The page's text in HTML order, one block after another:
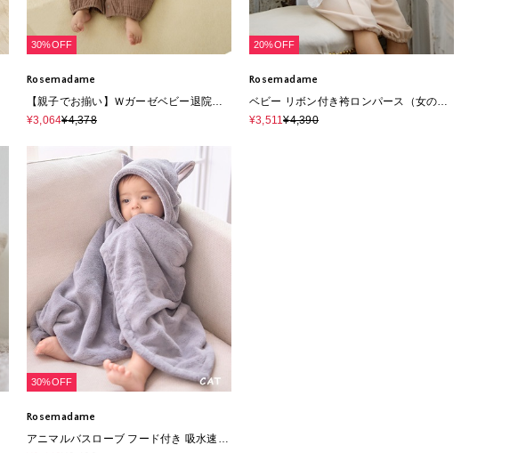
30%OFF
Rosemadame
【親子でお揃い】Ｗガーゼベビー退院着/
コットン100％
¥3,064¥4,378
20%OFF
Rosemadame
ベビー リボン付き袴ロンパース（女の
子）
¥3,511¥4,390
30%OFF
Rosemadame
アニマルバスローブ フード付き 吸水速乾